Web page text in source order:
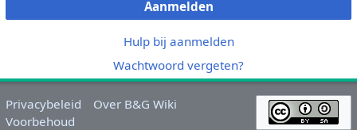
Aanmelden
Hulp bij aanmelden
Wachtwoord vergeten?
Privacybeleid
Over B&G Wiki
Voorbehoud